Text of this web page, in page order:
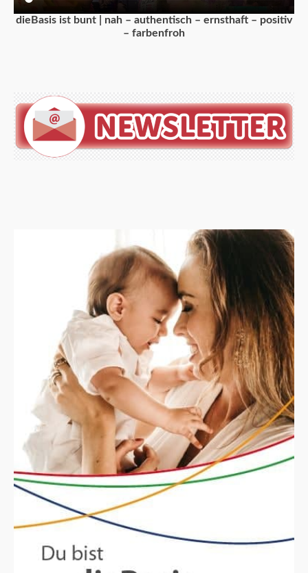
dieBasis ist bunt | nah – authentisch – ernsthaft – positiv
– farbenfroh